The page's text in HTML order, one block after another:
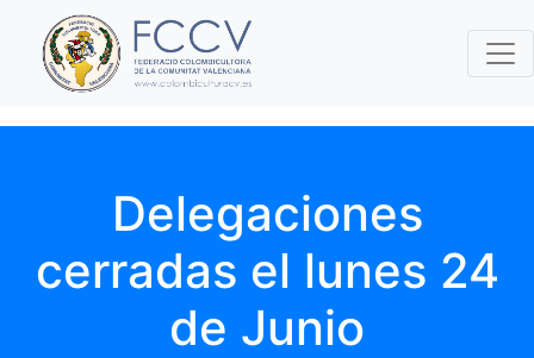
Delegaciones
cerradas el lunes 24
de Junio